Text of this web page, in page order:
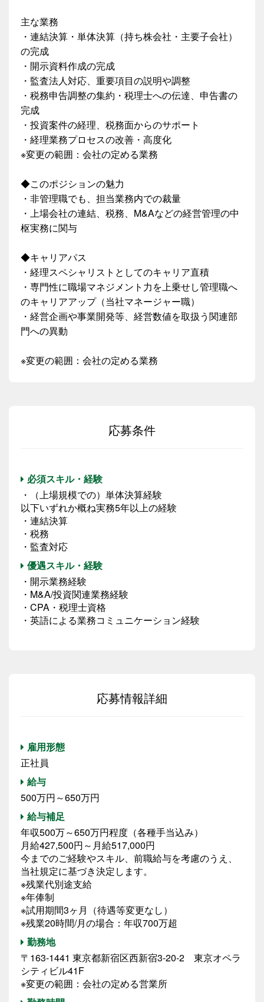
主な業務
・連結決算・単体決算（持ち株会社・主要子会社）
の完成
・開示資料作成の完成
・監査法人対応、重要項目の説明や調整
・税務申告調整の集約・税理士への伝達、申告書の
完成
・投資案件の経理、税務面からのサポート
・経理業務プロセスの改善・高度化
※変更の範囲：会社の定める業務
◆このポジションの魅力
・非管理職でも、担当業務内での裁量
・上場会社の連結、税務、M&Aなどの経営管理の中
枢実務に関与
◆キャリアパス
・経理スペシャリストとしてのキャリア直積
・専門性に職場マネジメント力を上乗せし管理職へ
のキャリアアップ（当社マネージャー職）
・経営企画や事業開発等、経営数値を取扱う関連部
門への異動
※変更の範囲：会社の定める業務
応募条件
必須スキル・経験
・（上場規模での）単体決算経験
以下いずれか概ね実務5年以上の経験
・連結決算
・税務
・監査対応
優遇スキル・経験
・開示業務経験
・M&A/投資関連業務経験
・CPA・税理士資格
・英語による業務コミュニケーション経験
応募情報詳細
雇用形態
正社員
給与
500万円～650万円
給与補足
年収500万～650万円程度（各種手当込み）
月給427,500円～月給517,000円
今までのご経験やスキル、前職給与を考慮のうえ、
当社規定に基づき決定します。
※残業代別途支給
※年俸制
※試用期間3ヶ月（待遇等変更なし）
※残業20時間/月の場合：年収700万超
勤務地
〒163-1441 東京都新宿区西新宿3-20-2 東京オペラ
シティビル41F
※変更の範囲：会社の定める営業所